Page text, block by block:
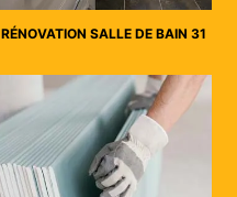
RÉNOVATION SALLE DE BAIN 31